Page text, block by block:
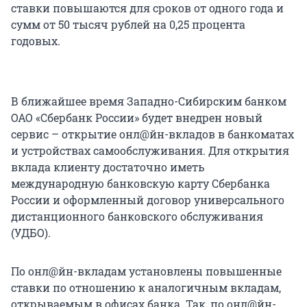
ставки повышаются для сроков от одного года и
сумм от 50 тысяч рублей на 0,25 процента
годовых.
В ближайшее время Западно-Сибирским банком
ОАО «Сбербанк России» будет внедрен новый
сервис – открытие онл@йн-вкладов в банкоматах
и устройствах самообслуживания. Для открытия
вклада клиенту достаточно иметь
международную банковскую карту Сбербанка
России и оформленный договор универсального
дистанционного банковского обслуживания
(УДБО).
По онл@йн-вкладам установлены повышенные
ставки по отношению к аналогичным вкладам,
открываемым в офисах банка. Так, по онл@йн-